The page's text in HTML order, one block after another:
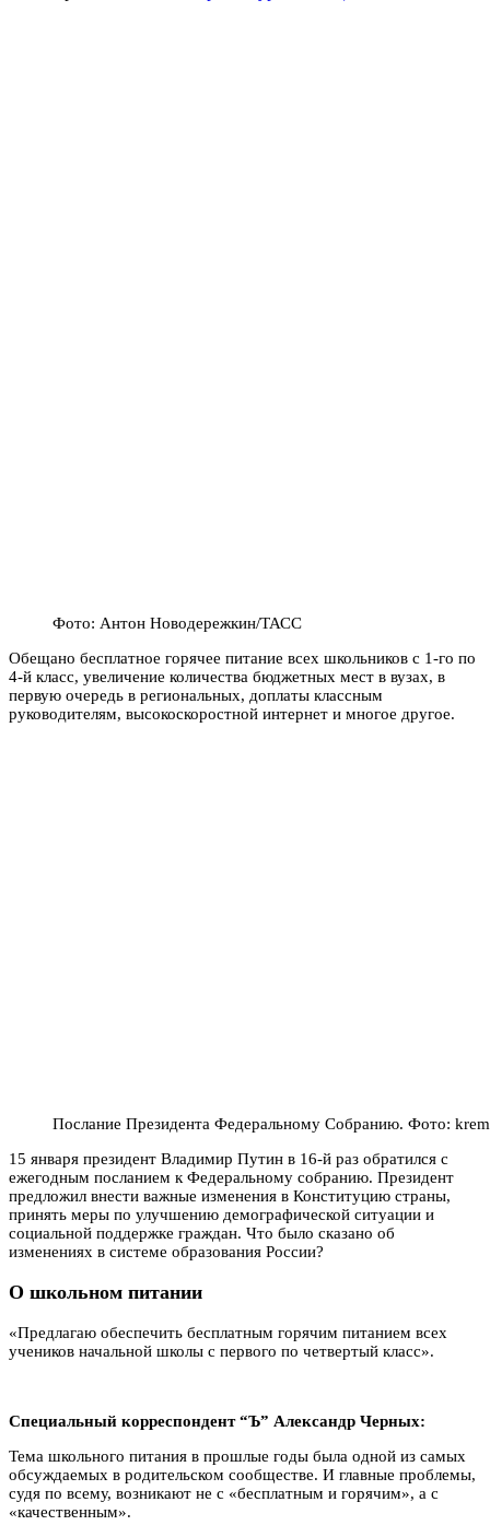
Фото: Антон Новодережкин/ТАСС
Обещано бесплатное горячее питание всех школьников с 1-го по
4-й класс, увеличение количества бюджетных мест в вузах, в
первую очередь в региональных, доплаты классным
руководителям, высокоскоростной интернет и многое другое.
Послание Президента Федеральному Собранию. Фото:
15 января президент Владимир Путин в 16-й раз обратился с
ежегодным посланием к Федеральному собранию. Президент
предложил внести важные изменения в Конституцию страны,
принять меры по улучшению демографической ситуации и
социальной поддержке граждан. Что было сказано об
изменениях в системе образования России?
О школьном питании
«Предлагаю обеспечить бесплатным горячим питанием всех
учеников начальной школы с первого по четвертый класс».
Специальный корреспондент “Ъ” Александр Черных:
Тема школьного питания в прошлые годы была одной из самых
обсуждаемых в родительском сообществе. И главные проблемы,
судя по всему, возникают не с «бесплатным и горячим», а с
«качественным».